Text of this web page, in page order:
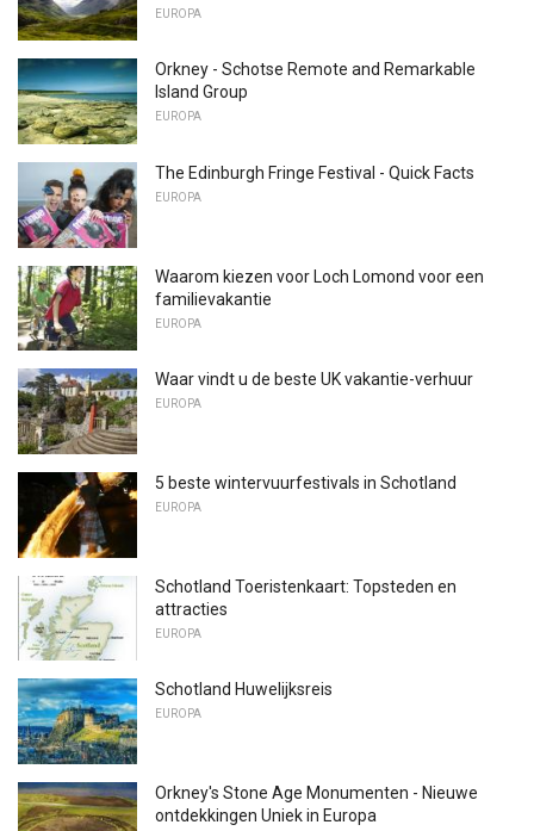
EUROPA
Orkney - Schotse Remote and Remarkable
Island Group
EUROPA
The Edinburgh Fringe Festival - Quick Facts
EUROPA
Waarom kiezen voor Loch Lomond voor een
familievakantie
EUROPA
Waar vindt u de beste UK vakantie-verhuur
EUROPA
5 beste wintervuurfestivals in Schotland
EUROPA
Schotland Toeristenkaart: Topsteden en
attracties
EUROPA
Schotland Huwelijksreis
EUROPA
Orkney's Stone Age Monumenten - Nieuwe
ontdekkingen Uniek in Europa